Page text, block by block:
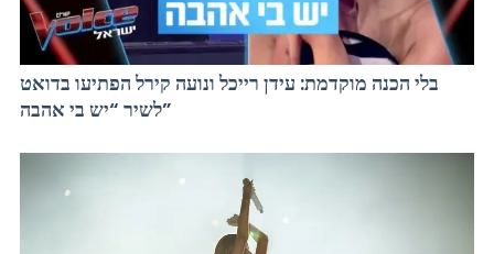
בלי הכנה מוקדמת: עידן רייכל ונועה קירל הפתיעו בדואט
לשיר “יש בי אהבה”